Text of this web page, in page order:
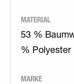
MATERIAL
53 %
% Polyester
MARKE